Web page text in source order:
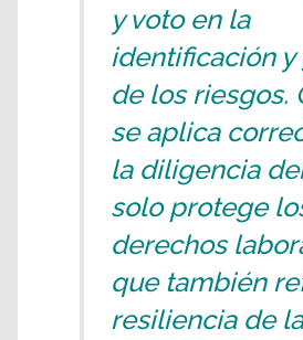
y voto en la
identificación y
de los riesgos.
se aplica
la diligencia
solo protege
derechos
que también
resiliencia de